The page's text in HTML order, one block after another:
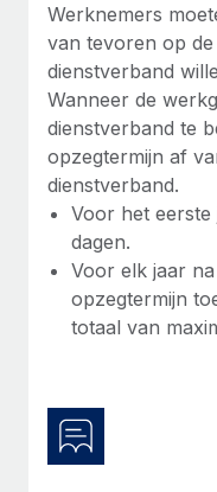
Phiture, een
mobiele
Meer informatie
Werknemers
van tevoren op
dienstverband
Wanneer de
dienstverband te
opzegtermijn af
dienstverband.
Voor het eerste
dagen.
Voor elk jaar
opzegtermijn
totaal van